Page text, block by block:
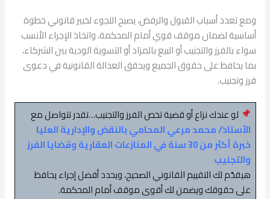
ومع تعدد أسباب القبول والرفض، يصبح اللجوء لخبير قانوني خطوة
أساسية لضمان موقف قوي أمام المحكمة، واتخاذ الإجراء الأنسب
سواء بالفرز والتجنيب أو البيع بالمزاد أو التسوية الودية بين الشركاء،
بما يحافظ على حقوق الجميع ويحقق العدالة القانونية في دعوى
فرز وتجنيب.
لو عندك نزاع أو قضية تخص الفرز والتجنيب…تقدر تتواصل مع
الأستاذ/ محمد مرعي المحامي بالنقض والإدارية العليا
خبرة أكثر من 30 سنة في المنازعات العقارية وقضايا الفرز
والتجنيب
هيقدّم لك التقييم القانوني الصحيح، ويحدد أفضل إجراء يحافظ
على حقوقك ويضمن لك أقوى موقف أمام المحكمة.